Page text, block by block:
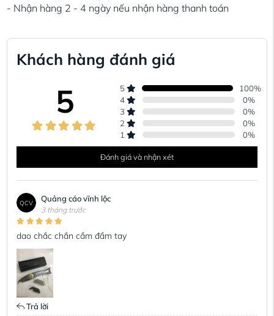
- Nhận hàng 2 - 4 ngày nếu nhận hàng thanh toán
Khách hàng đánh giá
5 5 100%
4
0%
3
0%
2
0%
1
0%
Đánh giá và nhận xét
QCV Quảng cáo vĩnh lộc
3 tháng trước
dao chắc chắn cầm đầm tay
Trả lời